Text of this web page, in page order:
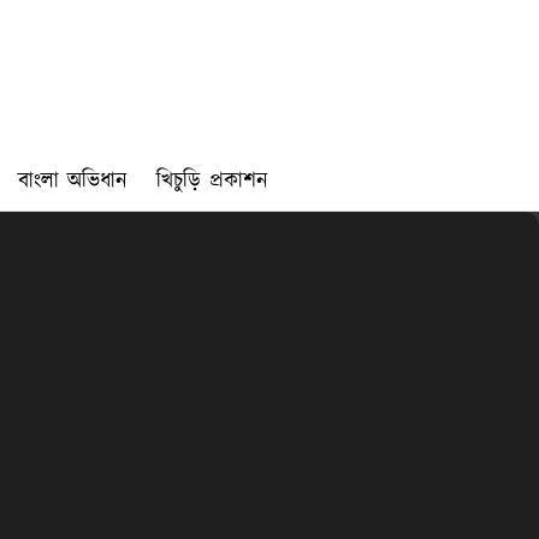
বাংলা অভিধান খিচুড়ি প্রকাশন